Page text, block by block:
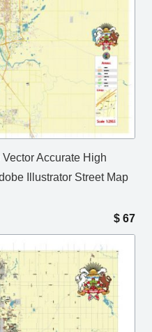
Accurate High
Illustrator Street Map
$ 67